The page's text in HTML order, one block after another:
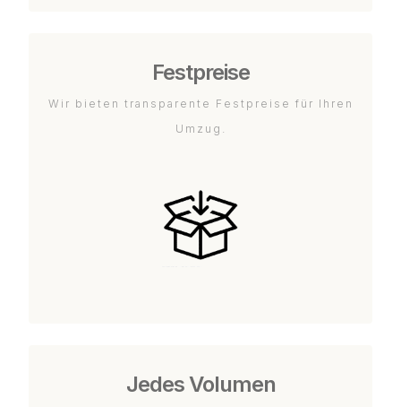
Festpreise
Wir bieten transparente Festpreise für Ihren
Umzug.
Jedes Volumen